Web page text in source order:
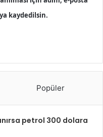
kaydedilsin.
Popüler
petrol 300 dolara